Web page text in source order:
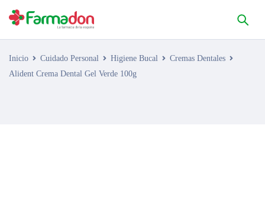
Inicio Cuidado Personal Higiene Bucal
Cremas Dentales
Alident Crema Dental Gel Verde 100g